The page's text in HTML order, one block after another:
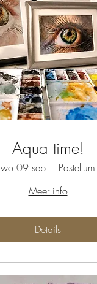
Aqua time!
wo 09 sep
Pastellum
Meer info
Details